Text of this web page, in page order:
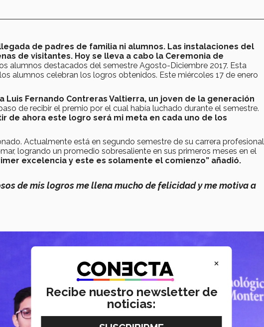
de padres de familia ni alumnos. Las instalaciones del
de visitantes. Hoy se lleva a cabo la Ceremonia de
alumnos destacados del semestre Agosto-Diciembre 2017. Esta
alumnos celebran los logros obtenidos. Este miércoles 17 de enero
Fernando Contreras Valtierra, un joven de la generación
de recibir el premio por el cual había luchado durante el semestre.
de ahora este logro será mi meta en cada uno de los
Actualmente está en segundo semestre de su carrera profesional
logrando un promedio sobresaliente en sus primeros meses en el
excelencia y este es solamente el comienzo” añadió.
de mis logros me llena mucho de felicidad y me motiva a
×
Recibe nuestro newsletter de
noticias: